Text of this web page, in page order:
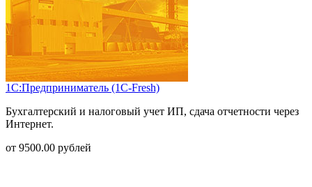
1С:Предприниматель (1С-Fresh)
Бухгалтерский и налоговый учет ИП, сдача отчетности через
Интернет.
от 9500.00 рублей